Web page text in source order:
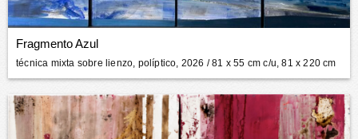
Fragmento Azul
técnica mixta sobre lienzo, políptico, 2026 / 81 x 55 cm c/u, 81 x 220 cm